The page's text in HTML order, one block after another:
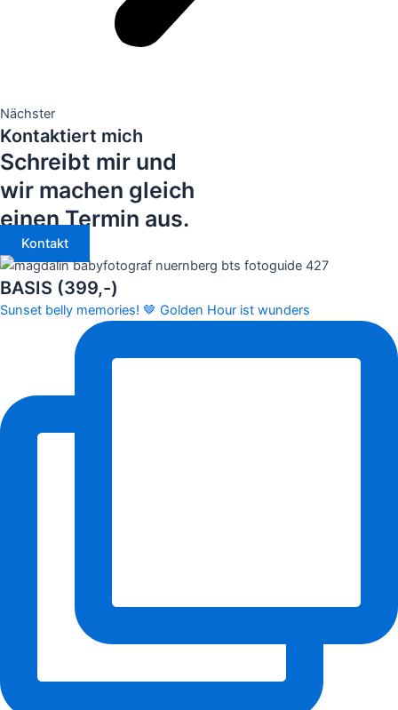
Nächster
Kontaktiert mich
Schreibt mir und
wir machen gleich
einen Termin aus.
Kontakt
BASIS (399,-)
Sunset belly memories! 🤎 Golden Hour ist wunders